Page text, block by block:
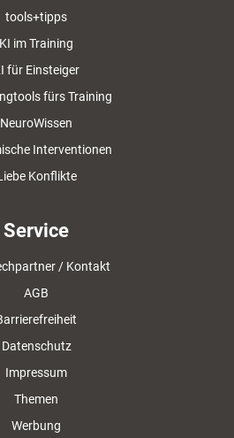
tools+tipps
KI im Training
für Einsteiger
fürs Training
NeuroWissen
Interventionen
Konflikte
Service
/ Kontakt
AGB
Datenschutz
Impressum
Themen
Werbung